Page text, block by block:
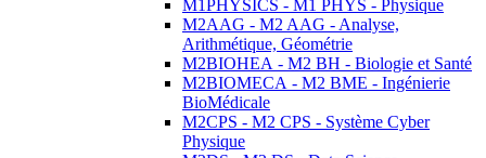
M1PHYSICS - M1 PHYS - Physique
M2AAG - M2 AAG - Analyse,
Arithmétique, Géométrie
M2BIOHEA - M2 BH - Biologie et Santé
M2BIOMECA - M2 BME - Ingénierie
BioMédicale
M2CPS - M2 CPS - Système Cyber
Physique